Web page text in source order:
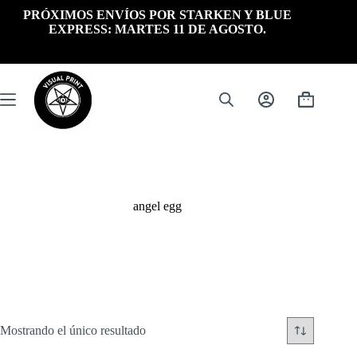
PRÓXIMOS ENVÍOS POR STARKEN Y BLUE
EXPRESS: MARTES 11 DE AGOSTO.
Carrito
angel egg
Mostrando el único resultado